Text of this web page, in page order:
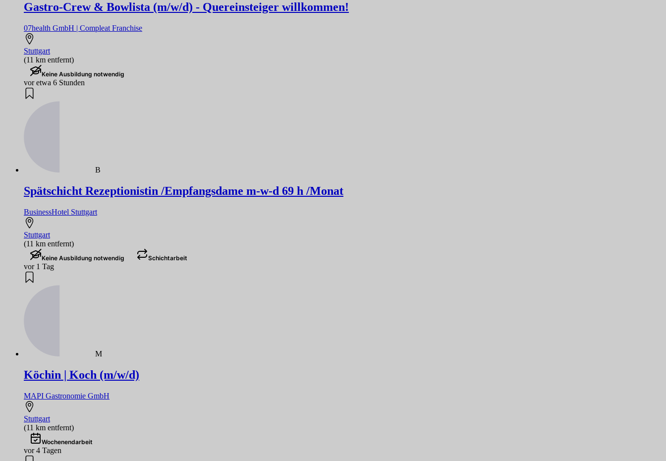
Gastro-Crew & Bowlista (m/w/d) - Quereinsteiger willkommen!
07health GmbH | Compleat Franchise
Stuttgart
(11 km entfernt)
Keine Ausbildung notwendig
vor etwa 6 Stunden
B
Spätschicht Rezeptionistin /Empfangsdame m-w-d 69 h /Monat
BusinessHotel Stuttgart
Stuttgart
(11 km entfernt)
Keine Ausbildung notwendig Schichtarbeit
vor 1 Tag
M
Köchin | Koch (m/w/d)
MAPI Gastronomie GmbH
Stuttgart
(11 km entfernt)
Wochenendarbeit
vor 4 Tagen